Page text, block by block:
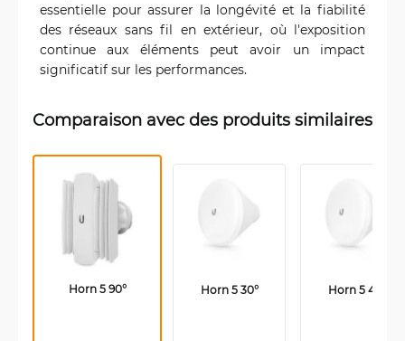
essentielle pour assurer la longévité et la fiabilité
des réseaux sans fil en extérieur, où l'exposition
continue aux éléments peut avoir un impact
significatif sur les performances.
Comparaison avec des produits similaires
Horn 5 90° Horn 5 30° Horn 5 45°